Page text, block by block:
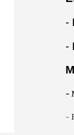
-
-
-
-